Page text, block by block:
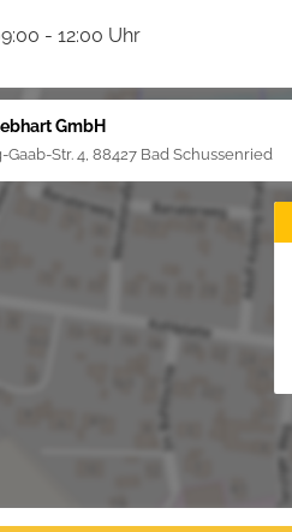
- 12:00 Uhr
GmbH
Str. 4, 88427 Bad Schussenried